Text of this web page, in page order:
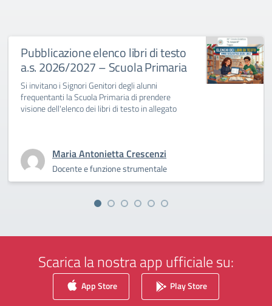
Pubblicazione elenco libri di testo
a.s. 2026/2027 – Scuola Primaria
Si invitano i Signori Genitori degli alunni
frequentanti la Scuola Primaria di prendere
visione dell'elenco dei libri di testo in allegato
Maria Antonietta Crescenzi
Docente e funzione strumentale
Scarica la nostra app ufficiale su:
App Store Play Store